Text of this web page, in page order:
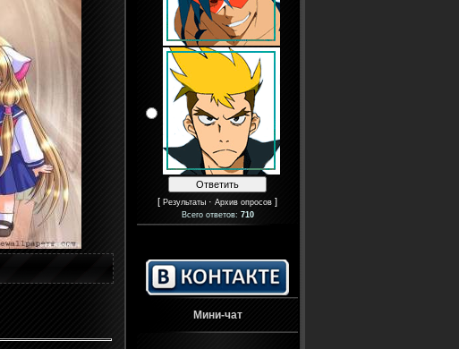
[ Результаты · Архив опросов ]
Всего ответов: 710
Мини-чат